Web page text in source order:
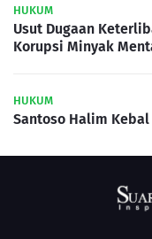
HUKUM
Usut Dugaan
Korupsi Minyak
HUKUM
Santoso Halim